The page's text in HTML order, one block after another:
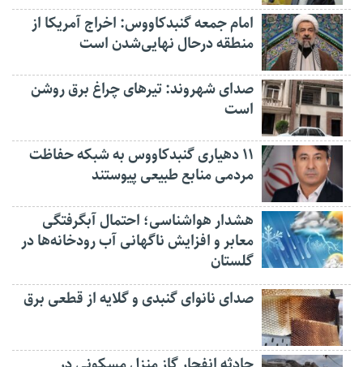
امام جمعه گنبدکاووس: اخراج آمریکا از
منطقه درحال نهایی‌شدن است
صدای شهروند: تیرهای چراغ برق روشن
است
۱۱ دهیاری گنبدکاووس به شبکه حفاظت
مردمی منابع طبیعی پیوستند
هشدار هواشناسی؛ احتمال آبگرفتگی
معابر و افزایش ناگهانی آب رودخانه‌ها در
گلستان
صدای نانوای گنبدی و گلایه از قطعی برق